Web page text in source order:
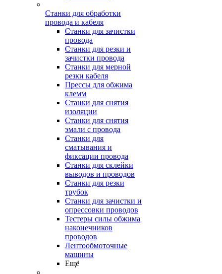
Станки для обработки
провода и кабеля
Станки для зачистки
провода
Станки для резки и
зачистки провода
Станки для мерной
резки кабеля
Прессы для обжима
клемм
Станки для снятия
изоляции
Станки для снятия
эмали с провода
Станки для
сматывания и
фиксации провода
Станки для склейки
выводов и проводов
Станки для резки
трубок
Станки для зачистки и
опрессовки проводов
Тестеры силы обжима
наконечников
проводов
Лентообмоточные
машины
Ещё